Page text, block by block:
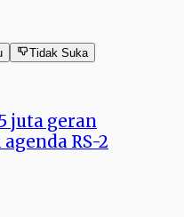
Tidak Suka
juta geran
RS-2